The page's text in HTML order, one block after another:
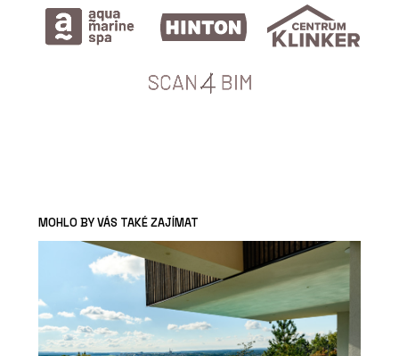
MOHLO BY VÁS TAKÉ ZAJÍMAT